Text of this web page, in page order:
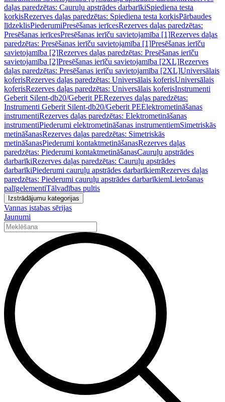
daļas paredzētas: Cauruļu apstrādes darbarīkiSpiediena testa
korķisRezerves daļas paredzētas: Spiediena testa korķisPārbaudes
līdzeklisPiederumiPresēšanas ierīcesRezerves daļas paredzētas:
Presēšanas ierīcesPresēšanas ierīču savietojamība [1]Rezerves daļas
paredzētas: Presēšanas ierīču savietojamība [1]Presēšanas ierīču
savietojamība [2]Rezerves daļas paredzētas: Presēšanas ierīču
savietojamība [2]Presēšanas ierīču savietojamība [2XL]Rezerves
daļas paredzētas: Presēšanas ierīču savietojamība [2XL]Universālais
koferisRezerves daļas paredzētas: Universālais koferisUniversālais
koferisRezerves daļas paredzētas: Universālais koferisInstrumenti
Geberit Silent-db20/Geberit PERezerves daļas paredzētas:
Instrumenti Geberit Silent-db20/Geberit PEElektrometināšanas
instrumentiRezerves daļas paredzētas: Elektrometināšanas
instrumentiPiederumi elektrometināšanas instrumentiemSimetriskās
metināšanasRezerves daļas paredzētas: Simetriskās
metināšanasPiederumi kontaktmetināšanasRezerves daļas
paredzētas: Piederumi kontaktmetināšanasCauruļu apstrādes
darbarīkiRezerves daļas paredzētas: Cauruļu apstrādes
darbarīkiPiederumi cauruļu apstrādes darbarīkiemRezerves daļas
paredzētas: Piederumi cauruļu apstrādes darbarīkiemLietošanas
palīgelementiTālvadības pultis
Izstrādājumu kategorijas
Vannas istabas sērijas
Jaunumi